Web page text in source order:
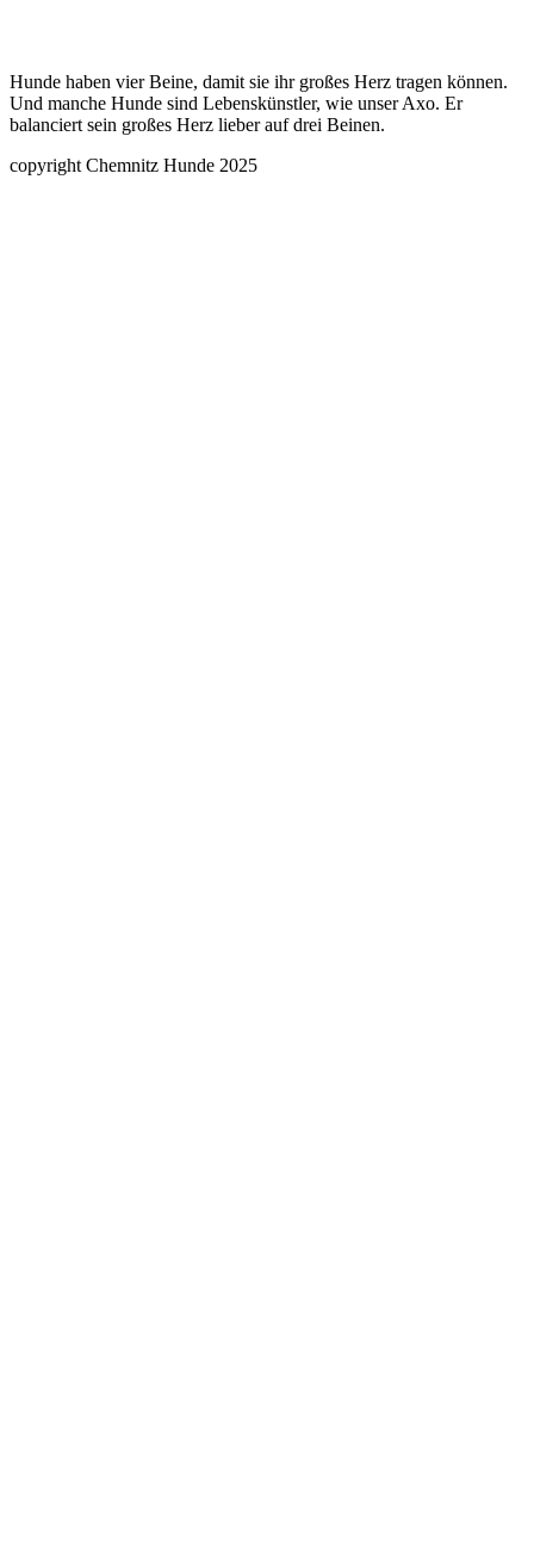
Hunde haben vier Beine, damit sie ihr großes Herz tragen können.
Und manche Hunde sind Lebenskünstler, wie unser Axo. Er
balanciert sein großes Herz lieber auf drei Beinen.
copyright Chemnitz Hunde 2025